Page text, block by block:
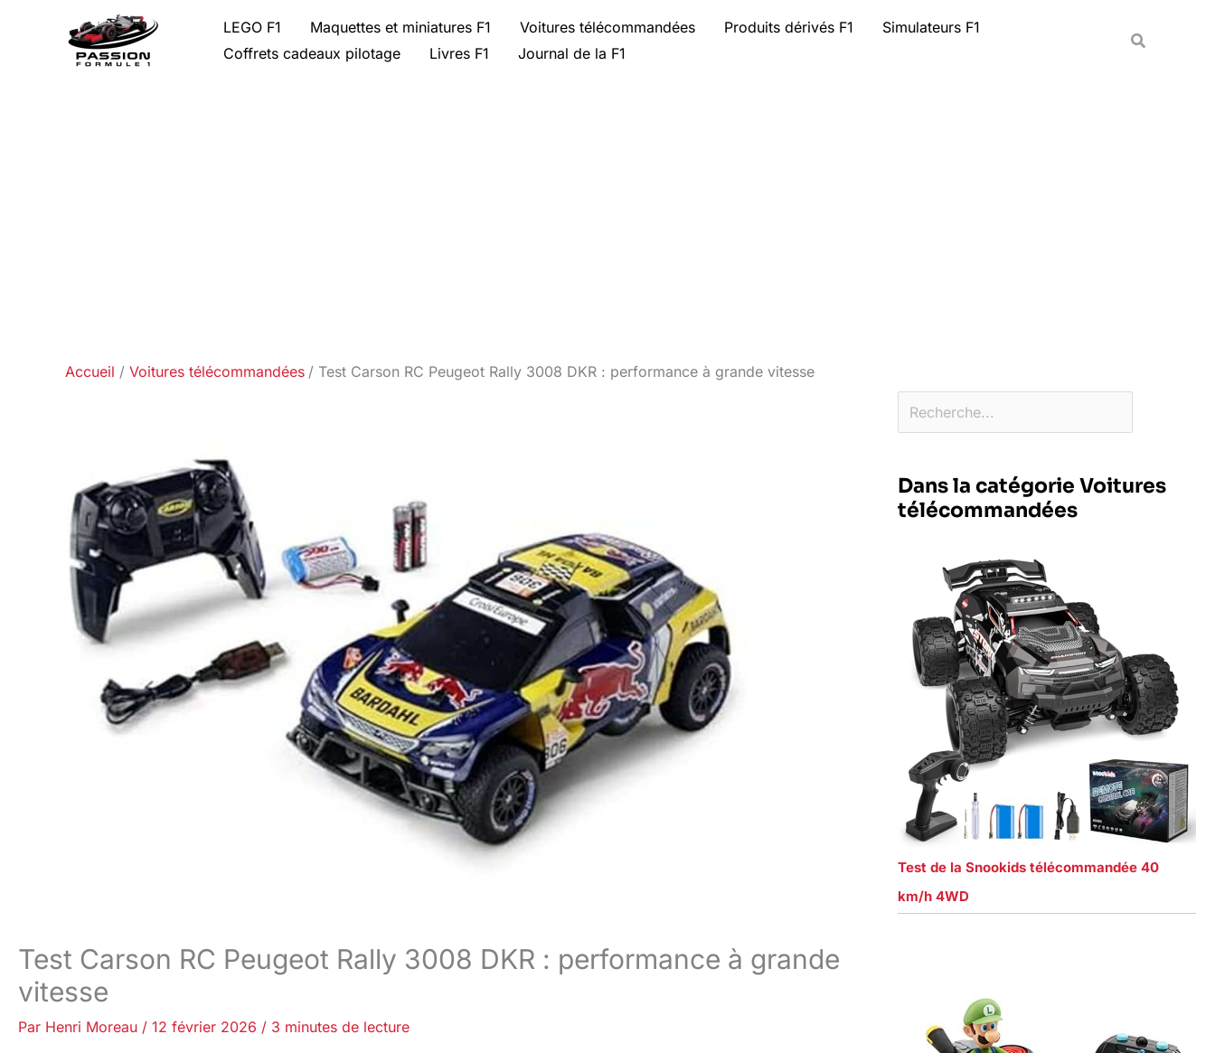
LEGO F1 Maquettes et miniatures F1 Voitures télécommandées Produits dérivés F1
Simulateurs F1
Coffrets cadeaux pilotage
Livres F1 Journal de la F1
Accueil Voitures télécommandées Test Carson RC Peugeot Rally 3008 DKR : performance à grande vitesse
Test Carson RC Peugeot Rally 3008 DKR : performance à grande
vitesse
Par Henri Moreau / 12 février 2026 / 3 minutes de lecture
Dans la catégorie Voitures
télécommandées
Test de la Snookids télécommandée 40
km/h 4WD